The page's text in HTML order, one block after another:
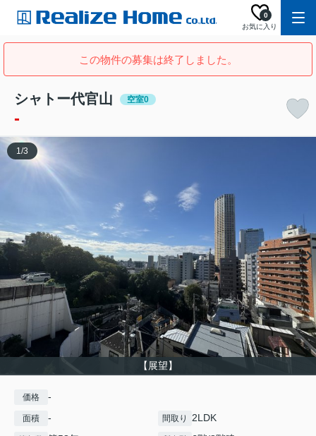
お気に入り
0
この物件の募集は終了しました。
シャトー代官山 空室0
-
【展望】
1/3
価格 -
面積 - 間取り 2LDK